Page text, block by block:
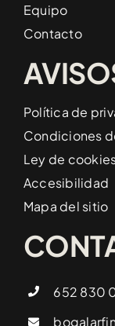
Equipo
Contacto
Política de
Condiciones
Ley de
Accesibilidad
Mapa del sitio
652 830